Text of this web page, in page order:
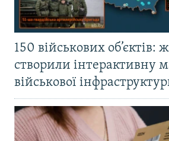
150 військових об’єктів:
створили інтерактивну
військової